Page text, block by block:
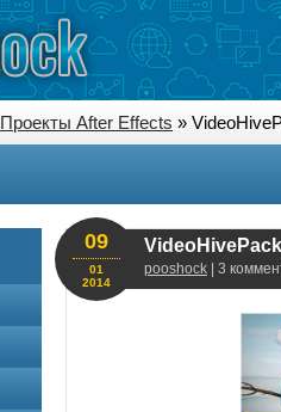
Проекты After Effects »
pooshock | 3
09
01
2014